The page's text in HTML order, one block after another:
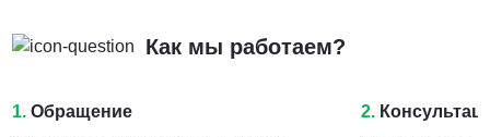
Как мы работаем?
1. Обращение 2.